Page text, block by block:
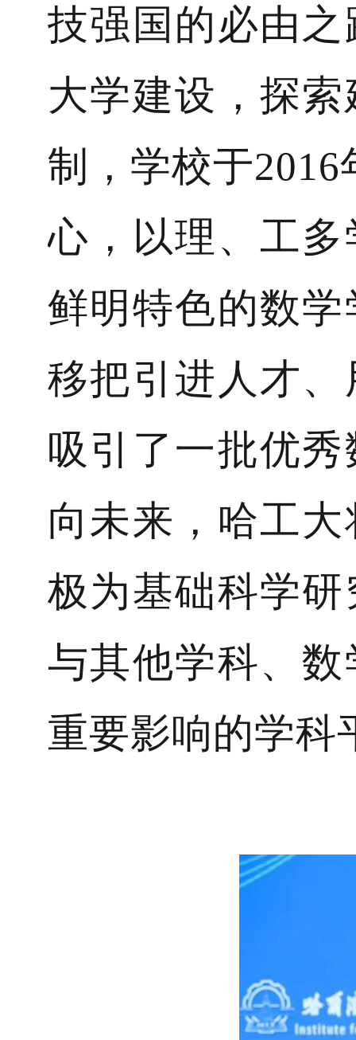
技强国的必由
大学建设，探
制，学校于
心，以理、工
鲜明特色的数
移把引进人才
吸引了一批优
向未来，哈工
极为基础科学
与其他学科、
重要影响的学科